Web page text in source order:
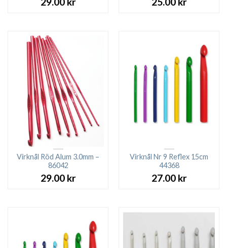
Virknål Röd Alum 3.0mm –
86042
29.00 kr
Virknål Nr 9 Reflex 15cm
44368
27.00 kr